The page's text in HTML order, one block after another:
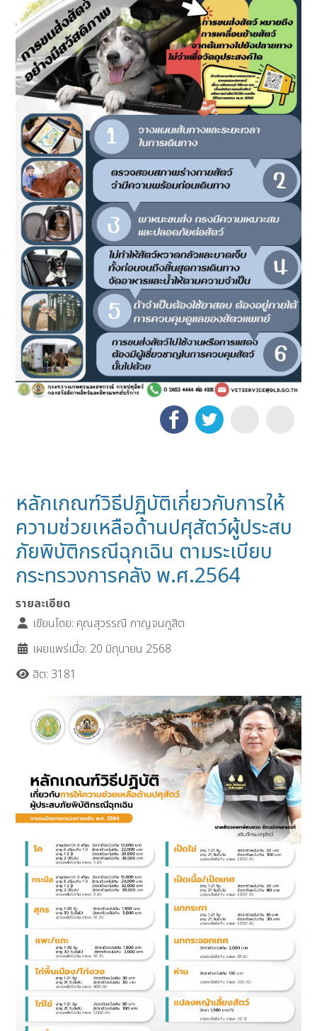
หลักเกณฑ์วิธีปฏิบัติเกี่ยวกับการให้
ความช่วยเหลือด้านปศุสัตว์ผู้ประสบ
ภัยพิบัติกรณีฉุกเฉิน ตามระเบียบ
กระทรวงการคลัง พ.ศ.2564
รายละเอียด
เขียนโดย: คุณสุวรรณี กาญจนภูสิต
เผยแพร่เมื่อ: 20 มิถุนายน 2568
ฮิต: 3181